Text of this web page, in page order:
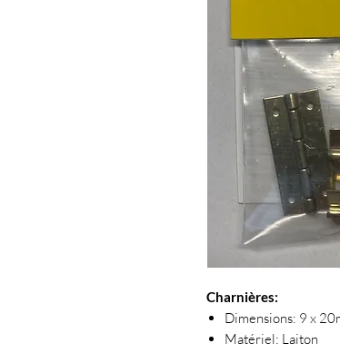
Charnières:
Dimensions: 9 x
Matériel: Laiton